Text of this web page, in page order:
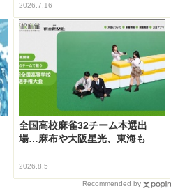
2026.7.16
全国高校麻雀32チーム本選出
場…麻布や大阪星光、東海も
2026.8.5
Recommended by